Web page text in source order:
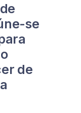
se
de